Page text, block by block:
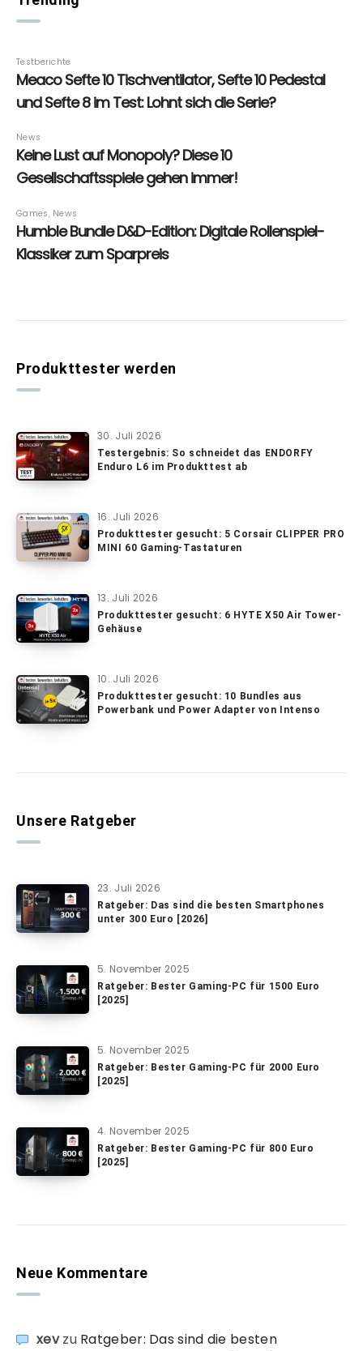
Produkttester werden
30. Juli 2026
Testergebnis: So schneidet das ENDORFY
Enduro L6 im Produkttest ab
16. Juli 2026
Produkttester gesucht: 5 Corsair CLIPPER PRO
MINI 60 Gaming-Tastaturen
13. Juli 2026
Produkttester gesucht: 6 HYTE X50 Air Tower-
Gehäuse
10. Juli 2026
Produkttester gesucht: 10 Bundles aus
Powerbank und Power Adapter von Intenso
Unsere Ratgeber
23. Juli 2026
Ratgeber: Das sind die besten Smartphones
unter 300 Euro [2026]
5. November 2025
Ratgeber: Bester Gaming-PC für 1500 Euro
[2025]
5. November 2025
Ratgeber: Bester Gaming-PC für 2000 Euro
[2025]
4. November 2025
Ratgeber: Bester Gaming-PC für 800 Euro
[2025]
Neue Kommentare
xevzu Ratgeber: Das sind die besten